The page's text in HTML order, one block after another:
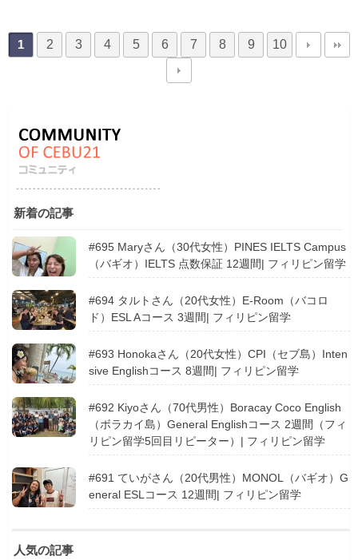
1 2 3 4 5 6 7 8 9 10
新着の記事
#695 Maryさん（30代女性）PINES IELTS Campus
（バギオ）IELTS 点数保証 12週間| フィリピン留学
#694 タルトさん（20代女性）E-Room（バコロ
ド）ESL Aコース 3週間| フィリピン留学
#693 Honokaさん（20代女性）CPI（セブ島）Inten
sive Englishコース 8週間| フィリピン留学
#692 Kiyoさん（70代男性）Boracay Coco English
（ボラカイ島）General Englishコース 2週間（フィ
リピン留学5回目リピーター）| フィリピン留学
#691 ていがさん（20代男性）MONOL（バギオ）G
eneral ESLコース 12週間| フィリピン留学
人気の記事